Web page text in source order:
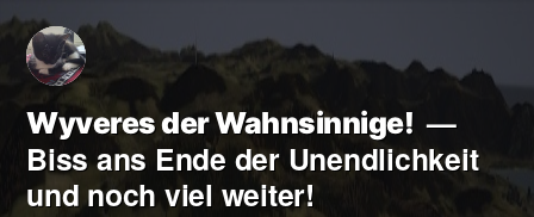
Zum
Inhalt
springen
Wyveres der Wahnsinnige!
Biss ans Ende der Unendlichkeit
und noch viel weiter!